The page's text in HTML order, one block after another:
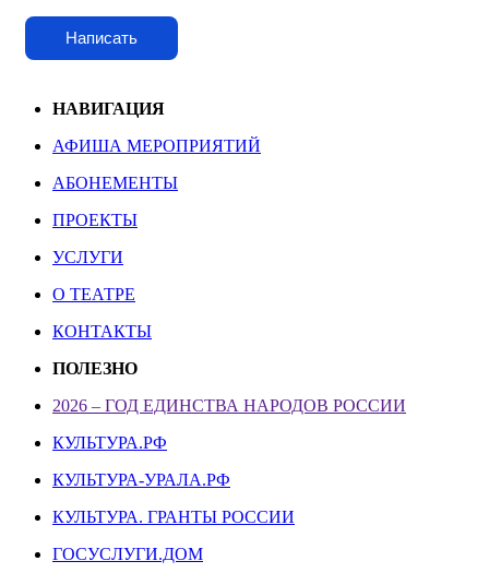
Написать
НАВИГАЦИЯ
АФИША МЕРОПРИЯТИЙ
АБОНЕМЕНТЫ
ПРОЕКТЫ
УСЛУГИ
О ТЕАТРЕ
КОНТАКТЫ
ПОЛЕЗНО
2026 – ГОД ЕДИНСТВА НАРОДОВ РОССИИ
КУЛЬТУРА.РФ
КУЛЬТУРА-УРАЛА.РФ
КУЛЬТУРА. ГРАНТЫ РОССИИ
ГОСУСЛУГИ.ДОМ